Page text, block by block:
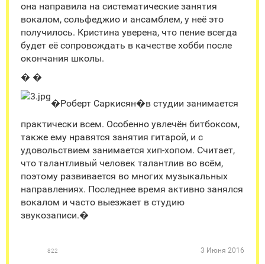
она направила на систематические занятия
вокалом, сольфеджио и ансамблем, у неё это
получилось. Кристина уверена, что пение всегда
будет её сопровождать в качестве хобби после
окончания школы.
� �
�Роберт Саркисян�в студии занимается
практически всем. Особенно увлечён битбоксом,
также ему нравятся занятия гитарой, и с
удовольствием занимается хип-хопом. Считает,
что талантливый человек талантлив во всём,
поэтому развивается во многих музыкальных
направлениях. Последнее время активно занялся
вокалом и часто выезжает в студию
звукозаписи.�
822 3 Июня 2016